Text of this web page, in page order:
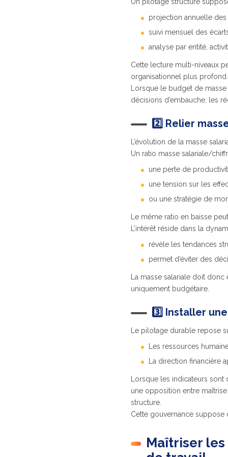
projection annuelle des
suivi mensuel des
analyse par entité,
Cette lecture multi-niveaux
organisationnel plus profond.
Lorsque le budget de
décisions d’embauche, les
2️⃣ Relier
L’évolution de la masse
Un ratio masse salariale/
une perte de
une tension sur les
ou une stratégie de
Le même ratio en baisse
L’intérêt réside dans la
révèle les tendances
permet d’éviter des
La masse salariale doit
uniquement budgétaire.
3️⃣ Installer
Le pilotage durable repose
Les ressources
La direction financière
Lorsque les indicateurs
une opposition entre
structure.
Cette gouvernance
Maîtriser